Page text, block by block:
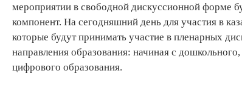
мероприятии в свободной дискуссионной форме
компонент. На сегодняшний день для участия в
которые будут принимать участие в пленарных
направления образования: начиная с
цифрового образования.